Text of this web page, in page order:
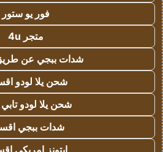
فور يو ستور
متجر 4u
شدات ببجي عن طريق
شحن يلا لودو
شحن يلا لودو تابي
شدات ببجي
ايتونز امريكي